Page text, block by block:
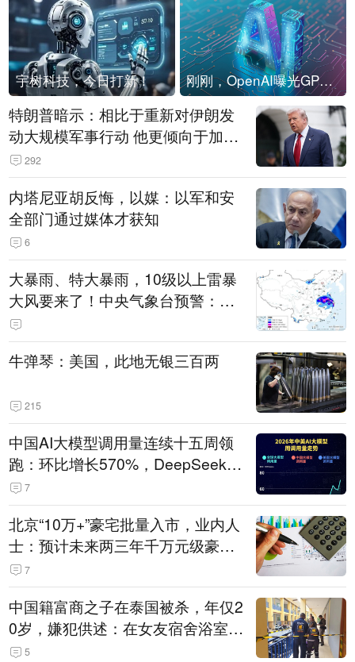
宇树科技，今日打新！ 刚刚，OpenAI曝光GPT-6！传10万亿参数，8月强行发布
特朗普暗示：相比于重新对伊朗发
动大规模军事行动 他更倾向于加大
经济施压
292
内塔尼亚胡反悔，以媒：以军和安
全部门通过媒体才获知
6
大暴雨、特大暴雨，10级以上雷暴
大风要来了！中央气象台预警：今
天到明天，浙江、安徽有特大暴雨
牛弹琴：美国，此地无银三百两
215
中国AI大模型调用量连续十五周领
跑：环比增长570%，DeepSeek-V
4-Flash正式版登顶！MiniMax M
3、阶跃星辰Step 3.7 Flash跌出榜
单
7
北京“10万+”豪宅批量入市，业内人
士：预计未来两三年千万元级豪宅
潜在供应达万套！谁在买单？
7
中国籍富商之子在泰国被杀，年仅2
0岁，嫌犯供述：在女友宿舍浴室发
现他，持刀询问身份时发生拉扯
5